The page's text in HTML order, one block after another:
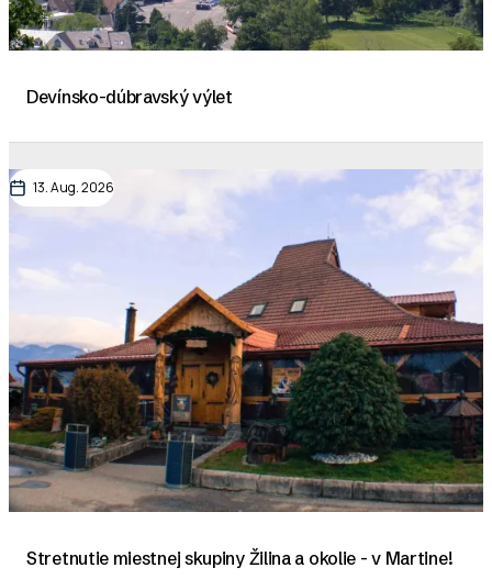
Devínsko-dúbravský výlet
13. Aug. 2026
Stretnutie miestnej skupiny Žilina a okolie - v Martine!